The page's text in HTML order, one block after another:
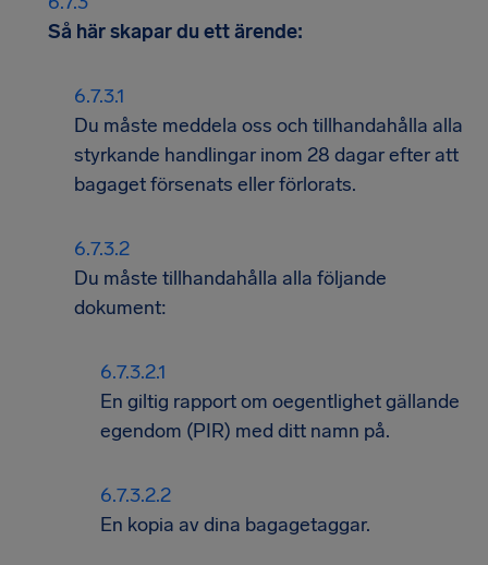
Så här skapar du ett ärende:
Du måste meddela oss och tillhandahålla alla
styrkande handlingar inom 28 dagar efter att
bagaget försenats eller förlorats.
Du måste tillhandahålla alla följande
dokument:
En giltig rapport om oegentlighet gällande
egendom (PIR) med ditt namn på.
En kopia av dina bagagetaggar.